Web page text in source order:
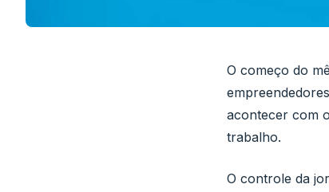
O começo do
acontecer com
trabalho.
O controle da